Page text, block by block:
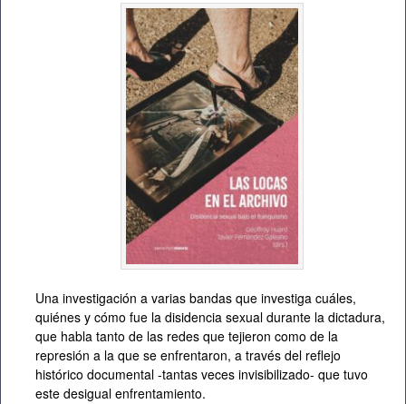
Una investigación a varias bandas que investiga cuáles,
quiénes y cómo fue la disidencia sexual durante la dictadura,
que habla tanto de las redes que tejieron como de la
represión a la que se enfrentaron, a través del reflejo
histórico documental -tantas veces invisibilizado- que tuvo
este desigual enfrentamiento.